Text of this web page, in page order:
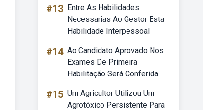
#13 Entre As Habilidades
Necessarias Ao Gestor Esta
Habilidade Interpessoal
#14 Ao Candidato Aprovado Nos
Exames De Primeira
Habilitação Será Conferida
#15 Um Agricultor Utilizou Um
Agrotóxico Persistente Para